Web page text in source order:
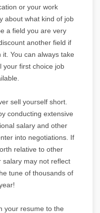
or your work
about what kind of job
a field you are very
another field if
You can always take
your first choice job
sell yourself short.
conducting extensive
salary and other
into negotiations. If
relative to other
salary may not reflect
tune of thousands of
your resume to the